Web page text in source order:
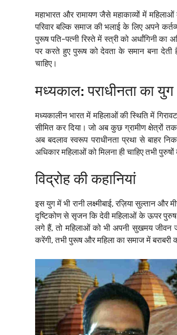
महाभारत और रामायण जैसे महाकाव्यों में
परिवार बल्कि समाज की भलाई के लिए अपने
पुरूष पति-पत्नी रिस्ते में स्त्री को अर्धांगिनी का
पर करते हुए पुरूष को देवता के समान बना देती
चाहिए।
मध्यकाल: पराधीनता का युग
मध्यकालीन भारत में महिलाओं की स्थिति में
सीमित कर दिया। जो अब कुछ ग्रामीण क्षेत्रों तक
अब बदलाव स्वरूप पराधीनता प्रथा से बाहर
अधिकार महिलाओं को मिलना ही चाहिए तभी
विद्रोह की कहानियां
इस युग में भी रानी लक्ष्मीबाई, रज़िया सुल्तान
दृष्टिकोण से सृजन कि देवी महिलाओं के ऊपर
लगे हैं, तो महिलाओं को भी अपनी सुखमय जीवन
करेंगी, तभी पुरूष और महिला का समाज में बराबरी